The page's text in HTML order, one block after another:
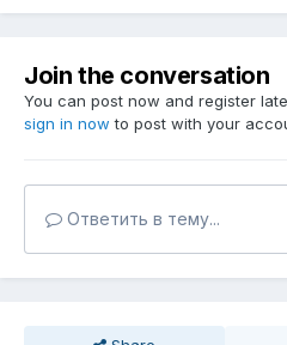
Join the conversation
You can post now and register
sign in now to post with your
Ответить в тему...